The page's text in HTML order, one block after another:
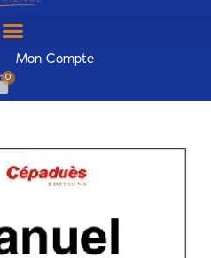
Mon Compte
0